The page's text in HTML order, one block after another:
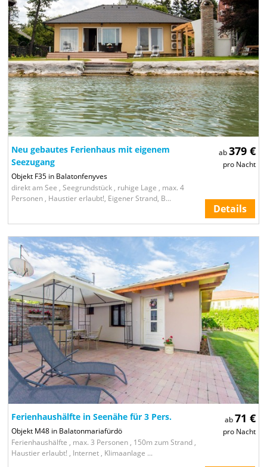
ab379 €
pro Nacht
Neu gebautes Ferienhaus mit eigenem
Seezugang
Objekt F35 in Balatonfenyves
direkt am See , Seegrundstück , ruhige Lage , max. 4
Personen , Haustier erlaubt!, Eigener Strand, B...
Details
ab71 €
pro Nacht
Ferienhaushälfte in Seenähe für 3 Pers.
Objekt M48 in Balatonmariafürdö
Ferienhaushälfte , max. 3 Personen , 150m zum Strand ,
Haustier erlaubt! , Internet , Klimaanlage ...